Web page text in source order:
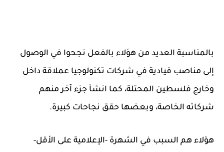
بالمناسبة العديد من هؤلاء بالفعل نجحوا في الوصول
إلى مناصب قيادية في شركات تكنولوجيا عملاقة داخل
وخارج فلسطين المحتلة، كما انشأ جزء آخر منهم
شركاته الخاصة، وبعضها حقق نجاحات كبيرة.
هؤلاء هم السبب في الشهرة -الإعلامية على الأقل-